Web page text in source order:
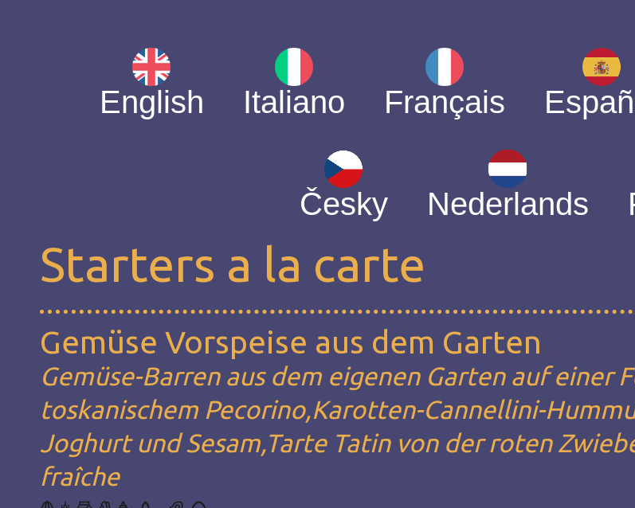
English Italiano Français
Česky Nederlands
Starters a la carte
Gemüse Vorspeise aus dem Garten
Gemüse-Barren aus dem eigenen Garten auf einer
toskanischem Pecorino,Karotten-Cannellini-
Joghurt und Sesam,Tarte Tatin von der roten
fraîche